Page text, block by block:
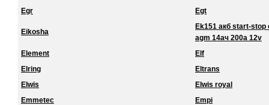
Egr
Egt
Eikosha
Ek151 акб start-
agm 14ач 200a 12v
Element
Elf
Elring
Eltrans
Elwis
Elwis royal
Emmetec
Empi